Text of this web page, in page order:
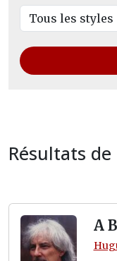
Résultats
A